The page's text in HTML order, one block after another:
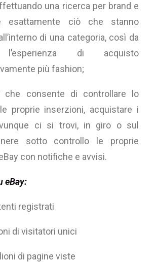
una ricerca per brand e
esattamente ciò che stanno
di una categoria, così da
l’esperienza di acquisto
più fashion;
che consente di controllare lo
proprie inserzioni, acquistare i
ci si trovi, in giro o sul
sotto controllo le proprie
con notifiche e avvisi.
eBay:
registrati
di visitatori unici
di pagine viste